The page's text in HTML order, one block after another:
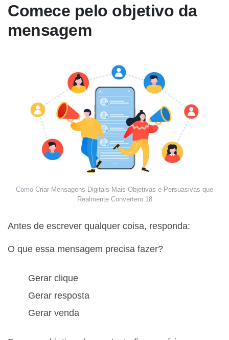
Comece pelo objetivo da
mensagem
Como Criar Mensagens Digitais Mais Objetivas e Persuasivas que
Realmente Convertem 18
Antes de escrever qualquer coisa, responda:
O que essa mensagem precisa fazer?
Gerar clique
Gerar resposta
Gerar venda